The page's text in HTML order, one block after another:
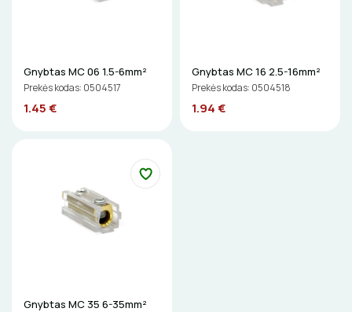
BŪGNAI KABELIŲ VYNIOJIMUI
GULSČIUKAI
ETIKEČIŲ SPAUSDINTUVAI
KALIMO ĮRANKIAI
Gnybtas MC 06 1.5-6mm²
Prekės kodas: 0504517
1.45 €
Gnybtas MC 16 2.5-16mm²
Prekės kodas: 0504518
1.94 €
Gnybtas MC 35 6-35mm²